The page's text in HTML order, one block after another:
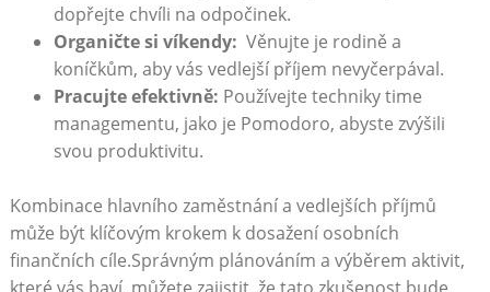
dopřejte chvíli na‌ odpočinek.
Organičte ⁣si víkendy: ⁤ Věnujte je rodině a
koníčkům, aby vás vedlejší příjem nevyčerpával.
Pracujte efektivně: ⁣Používejte techniky time
managementu, jako je Pomodoro, abyste zvýšili
svou produktivitu.
Kombinace hlavního zaměstnání a⁤ vedlejších příjmů
může⁢ být klíčovým krokem k dosažení osobních
finančních cíle.Správným plánováním a výběrem aktivit,